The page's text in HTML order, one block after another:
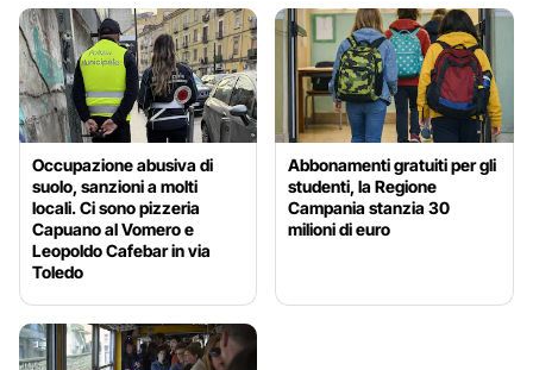
Occupazione abusiva di
suolo, sanzioni a molti
locali. Ci sono pizzeria
Capuano al Vomero e
Leopoldo Cafebar in via
Toledo
Abbonamenti gratuiti per gli
studenti, la Regione
Campania stanzia 30
milioni di euro